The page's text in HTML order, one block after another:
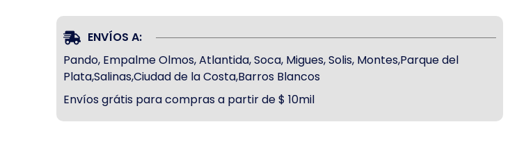
ENVÍOS A:
Pando, Empalme Olmos, Atlantida, Soca, Migues, Solis, Montes,Parque del
Plata,Salinas,Ciudad de la Costa,Barros Blancos
Envíos grátis para compras a partir de $ 10mil